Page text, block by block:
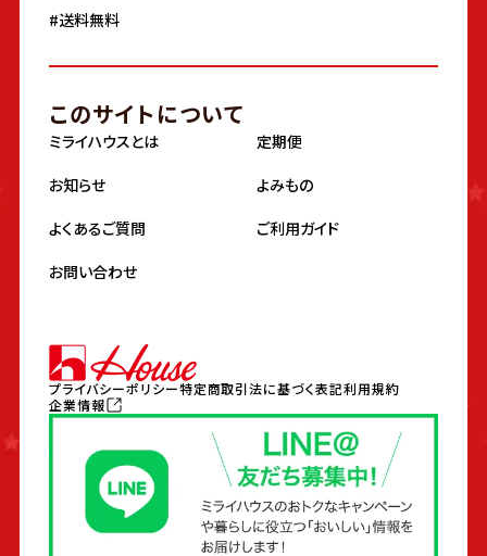
プライバシーポリシー特定商取引法に基づく表記利用規約
企業情報
#送料無料
このサイトについて
ミライハウスとは
定期便
お知らせ
よみもの
よくあるご質問
ご利用ガイド
お問い合わせ